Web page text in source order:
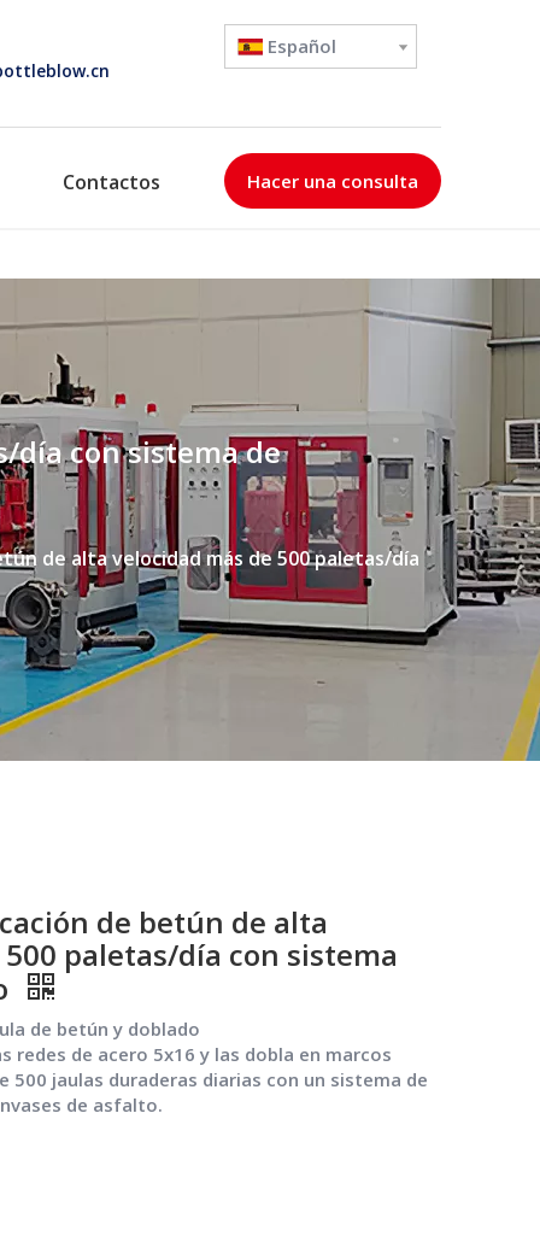
Español
Contactos Hacer una consulta
día con sistema de
de alta velocidad más de 500 paletas/día
de betún de alta
paletas/día con sistema
de betún y doblado
redes de acero 5x16 y las dobla en marcos
500 jaulas duraderas diarias con un sistema de
de asfalto.